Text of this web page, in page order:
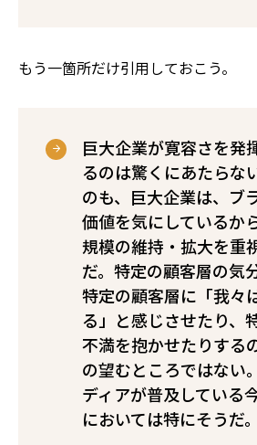
もう一箇所だけ引用しておこう。
巨大企業が寛容さを発
るのは驚くにあたらな
のも、巨大企業は、ブ
価値を気にしているか
規模の維持・拡大を重
だ。特定の顧客層の気
特定の顧客層に「我々
る」と感じさせたり、
不満を抱かせたりする
の望むところではない
ディアが普及している
においては特にそうだ。